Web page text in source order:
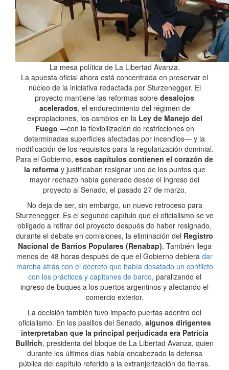
La mesa política de La Libertad Avanza.
La apuesta oficial ahora está concentrada en preservar el
núcleo de la iniciativa redactada por Sturzenegger. El
proyecto mantiene las reformas sobre desalojos
acelerados, el endurecimiento del régimen de
expropiaciones, los cambios en laLey de Manejo del
Fuego —con la flexibilización de restricciones en
determinadas superficies afectadas por incendios— y la
modificación de los requisitos para la regularización dominial.
Para el Gobierno, esos capítulos contienen el corazón de
la reforma y justificaban resignar uno de los puntos que
mayor rechazo había generado desde el ingreso del
proyecto al Senado, el pasado 27 de marzo.
No deja de ser, sin embargo, un nuevo retroceso para
Sturzenegger. Es el segundo capítulo que el oficialismo se ve
obligado a retirar del proyecto después de haber resignado,
durante el debate en comisiones, la eliminación del Registro
Nacional de Barrios Populares (Renabap). También llega
menos de 48 horas después de que el Gobierno debiera dar
marcha atrás con el decreto que había desatado un conflicto
con los prácticos y capitanes de barco, paralizando el
ingreso de buques a los puertos argentinos y afectando el
comercio exterior.
La decisión también tuvo impacto puertas adentro del
oficialismo. En los pasillos del Senado, algunos dirigentes
interpretaban que la principal perjudicada era Patricia
Bullrich, presidenta del bloque de La Libertad Avanza, quien
durante los últimos días había encabezado la defensa
pública del capítulo referido a la extranjerización de tierras.